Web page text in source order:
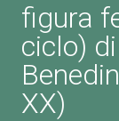
figura
ciclo)
XX)